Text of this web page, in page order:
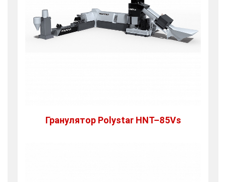
Гранулятор Polystar HNT–85Vs